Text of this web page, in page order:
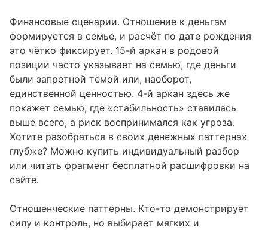
Финансовые сценарии. Отношение к деньгам
формируется в семье, и расчёт по дате рождения
это чётко фиксирует. 15-й аркан в родовой
позиции часто указывает на семью, где деньги
были запретной темой или, наоборот,
единственной ценностью. 4-й аркан здесь же
покажет семью, где «стабильность» ставилась
выше всего, а риск воспринимался как угроза.
Хотите разобраться в своих денежных паттернах
глубже? Можно купить индивидуальный разбор
или читать фрагмент бесплатной расшифровки на
сайте.
Отношенческие паттерны. Кто-то демонстрирует
силу и контроль, но выбирает мягких и